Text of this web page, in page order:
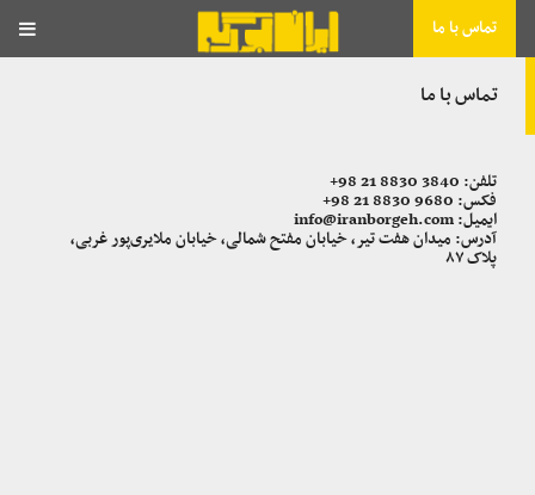
تماس با ما
تماس با ما
تلفن: +98 21 8830 3840
فکس: +98 21 8830 9680
ایمیل:info@iranborgeh.com
آدرس: میدان هفت تیر، خیابان مفتح شمالی، خیابان ملایری‌پور غربی،
پلاک ۸۷